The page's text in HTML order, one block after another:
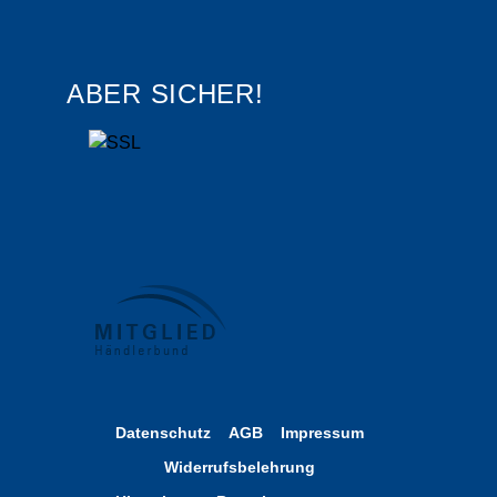
ABER SICHER!
Datenschutz AGB
Impressum
Widerrufsbelehrung